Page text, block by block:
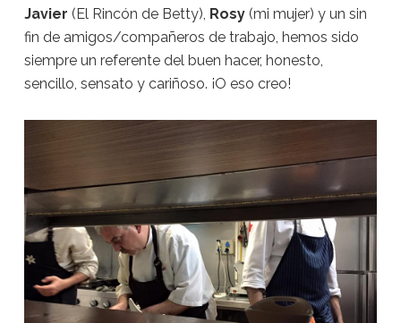
Javier (El Rincón de Betty), Rosy (mi mujer) y un sin
fin de amigos/compañeros de trabajo, hemos sido
siempre un referente del buen hacer, honesto,
sencillo, sensato y cariñoso. ¡O eso creo!